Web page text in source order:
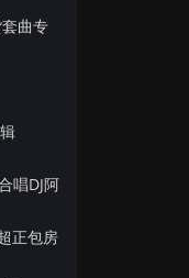
曲专
唱DJ阿
正包房